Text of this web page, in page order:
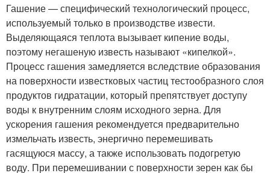
Гашение — специфический технологический процесс,
используемый только в производстве извести.
Выделяющаяся теплота вызывает кипение воды,
поэтому негашеную известь называют «кипелкой».
Процесс гашения замедляется вследствие образования
на поверхности известковых частиц тестообразного слоя
продуктов гидратации, который препятствует доступу
воды к внутренним слоям исходного зерна. Для
ускорения гашения рекомендуется предварительно
измельчать известь, энергично перемешивать
гасящуюся массу, а также использовать подогретую
воду. При перемешивании с поверхности зерен как бы